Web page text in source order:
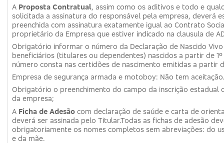
A Proposta Contratual, assim como os aditivos e todo e
solicitada a assinatura do responsável pela empresa, deverá
preenchida com assinatura exatamente igual ao Contrato
proprietário da Empresa que estiver indicado na clausula de
Obrigatório informar o número da Declaração de Nascido
beneficiários (titulares ou dependentes) nascidos a partir de 1º
número consta nas certidões de nascimento emitidas a partir
Empresa de segurança armada e motoboy: Não tem aceitação.
Obrigatório o preenchimento do campo da inscrição estadual
da empresa;
A Ficha de Adesão com declaração de saúde e carta de
deverá ser assinada pelo Titular.Todas as fichas de adesão
obrigatoriamente os nomes completos sem abreviações: do
e da mãe.